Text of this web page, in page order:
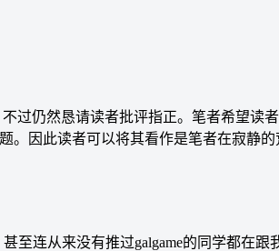
过仍然恳请读者批评指正。笔者希望读
。因此读者可以将其看作是笔者在寂静
至连从来没有推过galgame的同学都在